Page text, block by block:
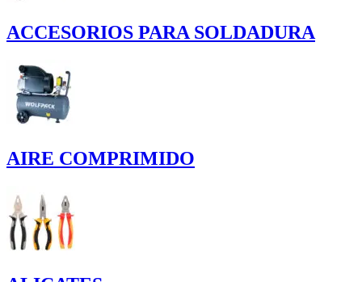
ACCESORIOS PARA SOLDADURA
AIRE COMPRIMIDO